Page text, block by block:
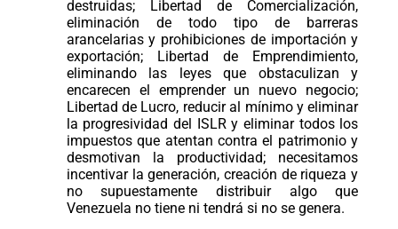
destruidas; Libertad de Comercialización,
eliminación de todo tipo de barreras
arancelarias y prohibiciones de importación y
exportación; Libertad de Emprendimiento,
eliminando las leyes que obstaculizan y
encarecen el emprender un nuevo negocio;
Libertad de Lucro, reducir al mínimo y eliminar
la progresividad del ISLR y eliminar todos los
impuestos que atentan contra el patrimonio y
desmotivan la productividad; necesitamos
incentivar la generación, creación de riqueza y
no supuestamente distribuir algo que
Venezuela no tiene ni tendrá si no se genera.